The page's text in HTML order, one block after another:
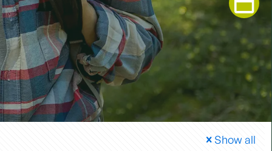
Show all